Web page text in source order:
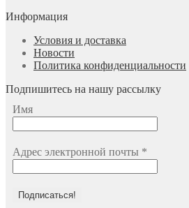
Информация
Условия и доставка
Новости
Политика конфиденциальности
Подпишитесь на нашу рассылку
Имя
Адрес электронной почты *